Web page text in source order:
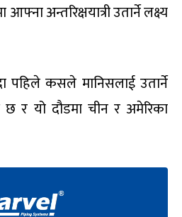
अन्तरिक्षयात्री उतार्ने लक्ष्य
पहिले कसले मानिसलाई उतार्ने
छ र यो दौडमा चीन र अमेरिका